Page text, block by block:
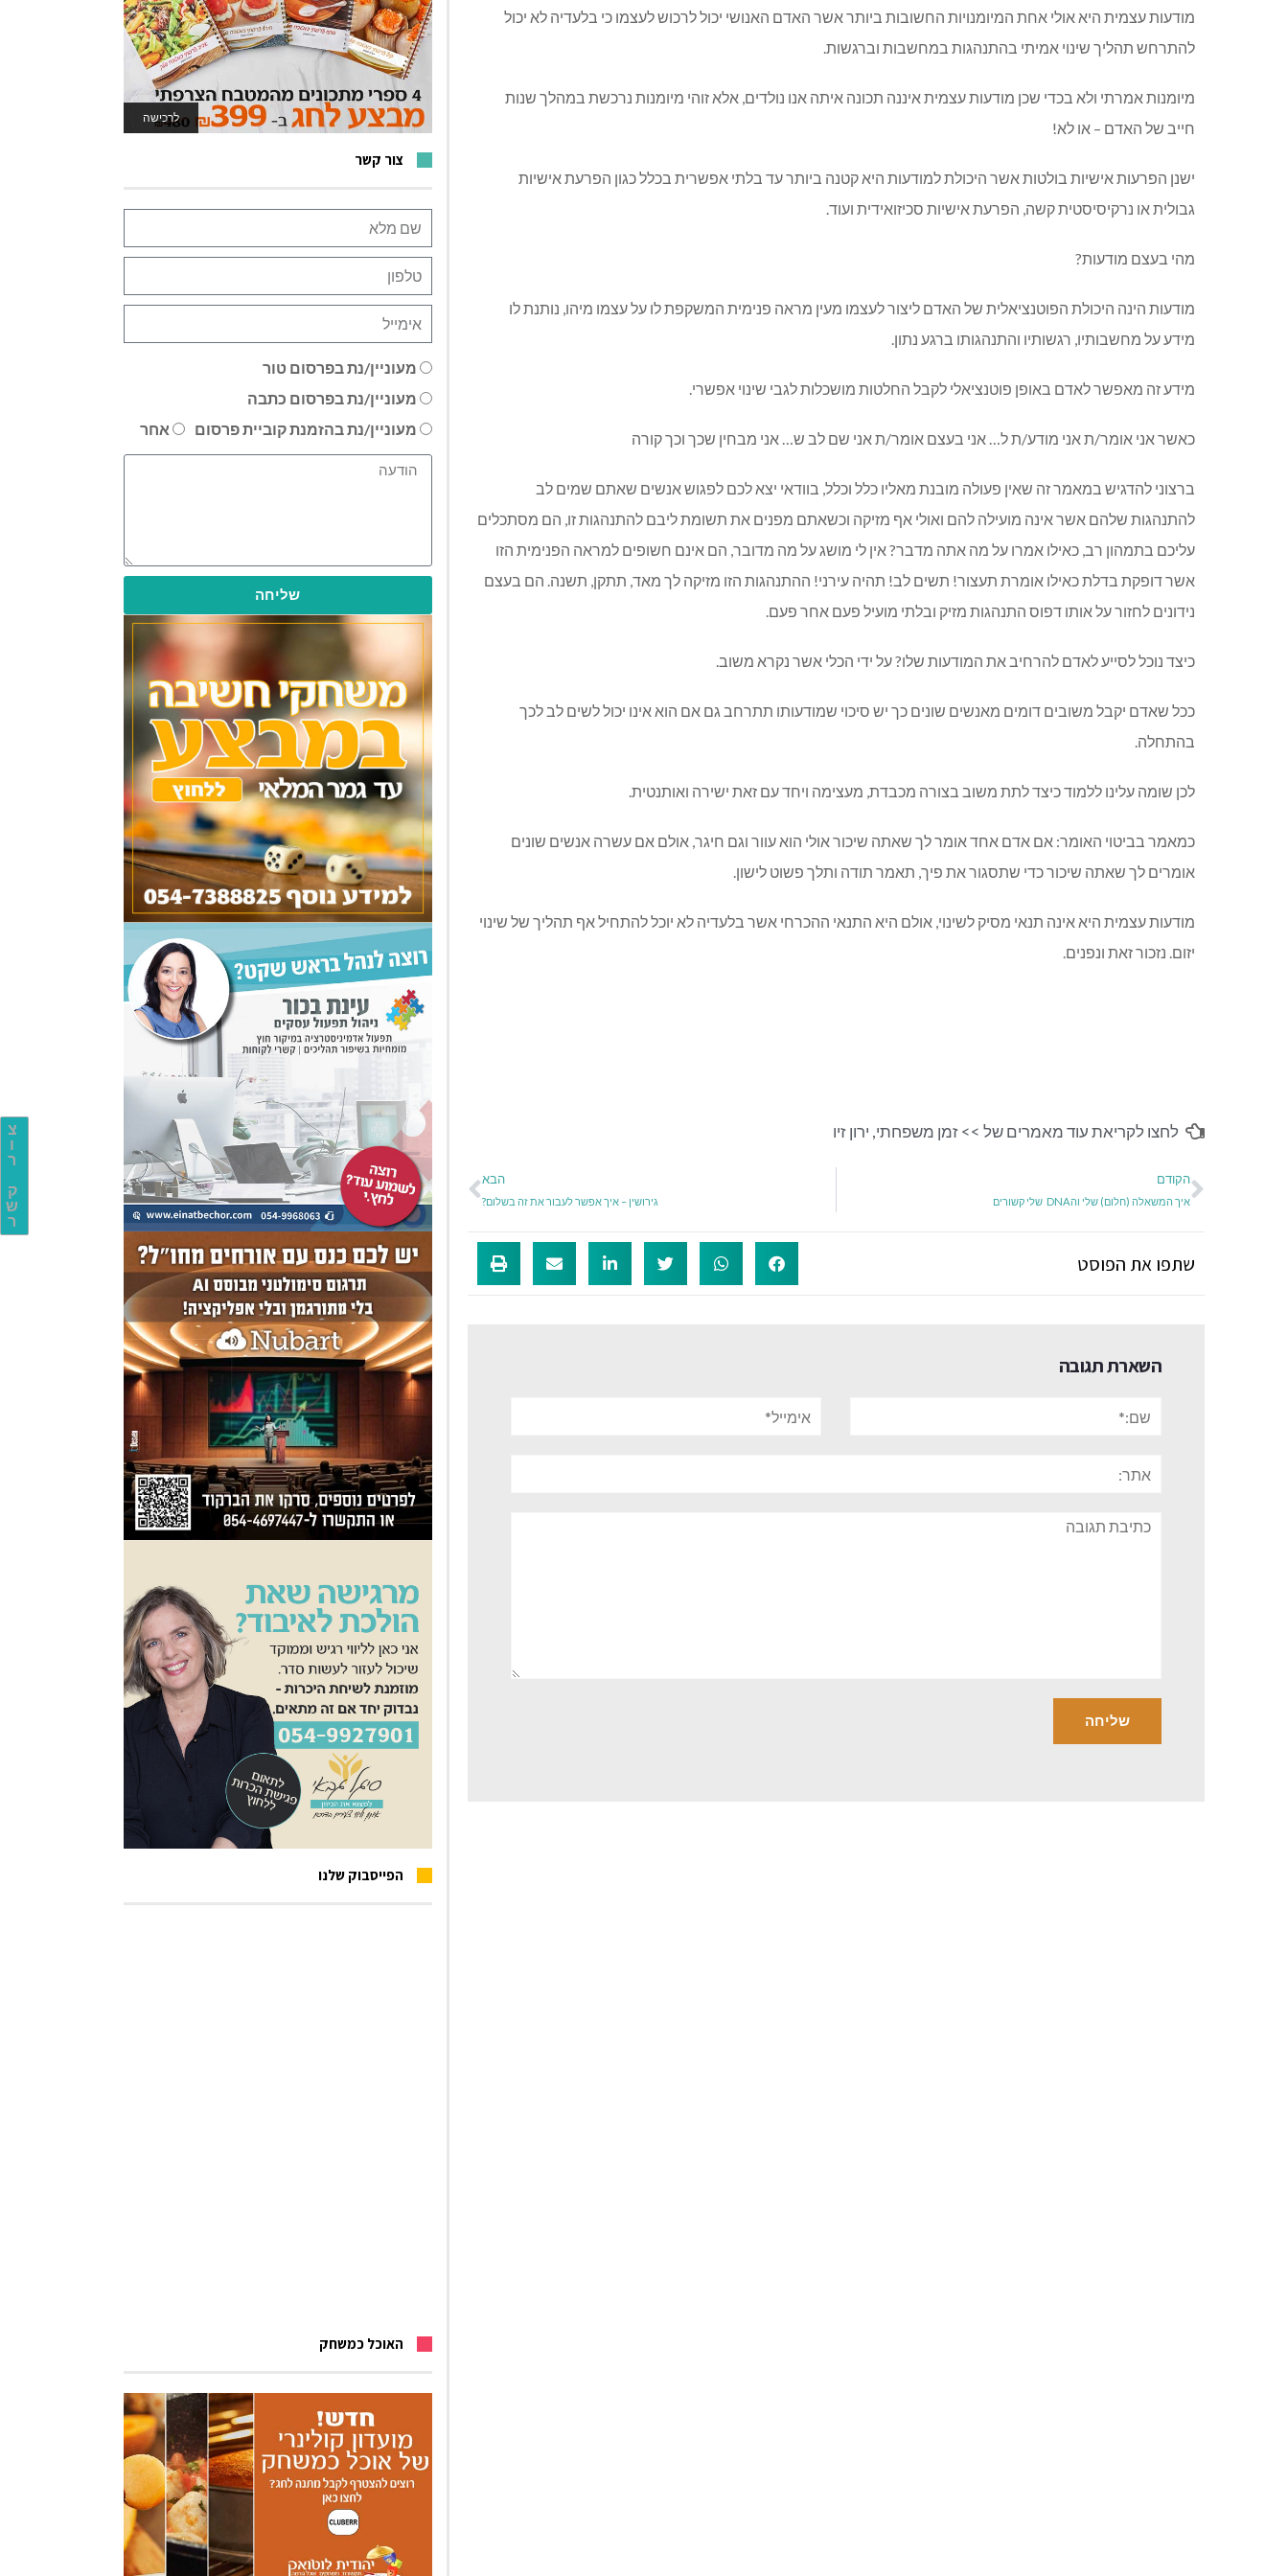
צ
ו
ר
ק
ש
ר
מודעות עצמית היא אולי אחת המיומנויות החשובות ביותר אשר האדם האנושי יכול לרכוש לעצמו כי בלעדיה לא יכול
להתרחש תהליך שינוי אמיתי בהתנהגות במחשבות וברגשות.
מיומנות אמרתי ולא בכדי שכן מודעות עצמית איננה תכונה איתה אנו נולדים, אלא זוהי מיומנות נרכשת במהלך שנות
חייב של האדם – או לא!
ישנן הפרעות אישיות בולטות אשר היכולת למודעות היא קטנה ביותר עד בלתי אפשרית בכלל כגון הפרעת אישיות
גבולית או נרקיסיסטית קשה, הפרעת אישיות סכיזואידית ועוד.
מהי בעצם מודעות?
מודעות הינה היכולת הפוטנציאלית של האדם ליצור לעצמו מעין מראה פנימית המשקפת לו על עצמו מיהו, נותנת לו
מידע על מחשבותיו, רגשותיו והתנהגותו ברגע נתון.
מידע זה מאפשר לאדם באופן פוטנציאלי לקבל החלטות מושכלות לגבי שינוי אפשרי.
כאשר אני אומר/ת אני מודע/ת ל… אני בעצם אומר/ת אני שם לב ש… אני מבחין שכך וכך קורה
ברצוני להדגיש במאמר זה שאין פעולה מובנת מאליו כלל וכלל, בוודאי יצא לכם לפגוש אנשים שאתם שמים לב
להתנהגות שלהם אשר אינה מועילה להם ואולי אף מזיקה וכשאתם מפנים את תשומת ליבם להתנהגות זו, הם מסתכלים
עליכם בתמהון רב, כאילו אמרו על מה אתה מדבר? אין לי מושג על מה מדובר, הם אינם חשופים למראה הפנימית הזו
אשר דופקת בדלת כאילו אומרת תעצור! תשים לב! תהיה עירני! ההתנהגות הזו מזיקה לך מאד, תתקן, תשנה. הם בעצם
נידונים לחזור על אותו דפוס התנהגות מזיק ובלתי מועיל פעם אחר פעם.
כיצד נוכל לסייע לאדם להרחיב את המודעות שלו? על ידי הכלי אשר נקרא משוב.
ככל שאדם יקבל משובים דומים מאנשים שונים כך יש סיכוי שמודעותו תתרחב גם אם הוא אינו יכול לשים לב לכך
בהתחלה.
לכן שומה עלינו ללמוד כיצד לתת משוב בצורה מכבדת, מעצימה ויחד עם זאת ישירה ואותנטית.
כמאמר בביטוי האומר: אם אדם אחד אומר לך שאתה שיכור אולי הוא עוור וגם חיגר, אולם אם עשרה אנשים שונים
אומרים לך שאתה שיכור כדי שתסגור את פיך, תאמר תודה ותלך פשוט לישון.
מודעות עצמית היא אינה תנאי מסיק לשינוי, אולם היא התנאי ההכרחי אשר בלעדיה לא יוכל להתחיל אף תהליך של שינוי
יזום. נזכור זאת ונפנים.
לחצו לקריאת עוד מאמרים של >>זמן משפחתי, ירון זיו
הקודם
איך המשאלה (חלום) שלי והDNA שלי קשורים
הבא
גירושין – איך אפשר לעבור את זה בשלום?
שתפו את הפוסט
השארת תגובה
תגובה
לרכישה
לאתר המשחקים
צור קשר
מעוניין/נת בפרסום טור
מעוניין/נת בפרסום כתבה
מעוניין/נת בהזמנת קוביית פרסום
אחר
שליחה
הפייסבוק שלנו
האוכל כמשחק